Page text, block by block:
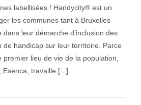
labellisées ! Handycity® est un
les communes tant à Bruxelles
dans leur démarche d’inclusion des
de handicap sur leur territoire. Parce
lieu de vie de la population,
travaille [...]